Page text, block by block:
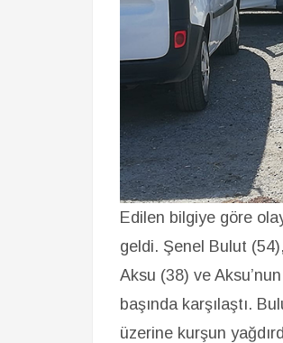
Edilen bilgiye göre
geldi. Şenel Bulut
Aksu (38) ve
başında karşılaştı.
üzerine kurşun